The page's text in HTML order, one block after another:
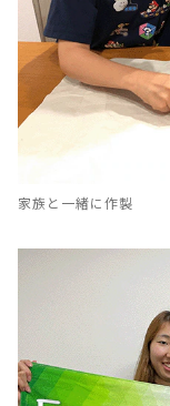
家族と一緒に作製